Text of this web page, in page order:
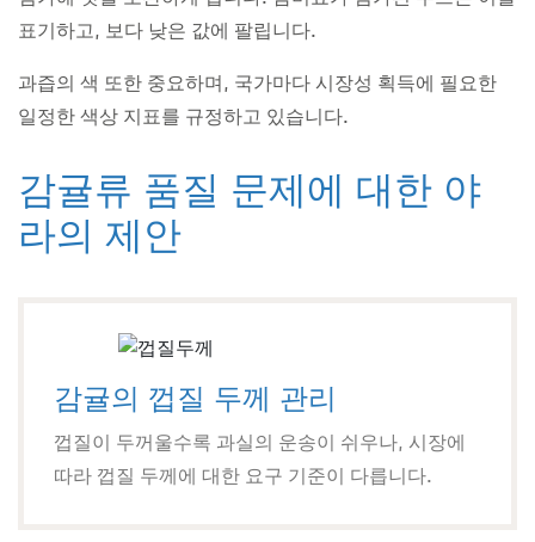
표기하고, 보다 낮은 값에 팔립니다.
과즙의 색 또한 중요하며, 국가마다 시장성 획득에 필요한
일정한 색상 지표를 규정하고 있습니다.
감귤류 품질 문제에 대한 야
라의 제안
감귤의 껍질 두께 관리
껍질이 두꺼울수록 과실의 운송이 쉬우나, 시장에
따라 껍질 두께에 대한 요구 기준이 다릅니다.